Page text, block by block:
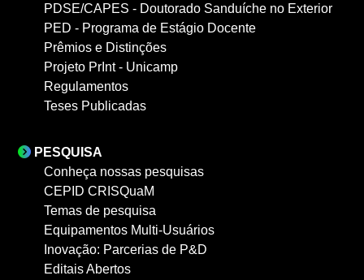
PDSE/CAPES - Doutorado Sanduíche no Exterior
PED - Programa de Estágio Docente
Prêmios e Distinções
Projeto PrInt - Unicamp
Regulamentos
Teses Publicadas
PESQUISA
Conheça nossas pesquisas
CEPID CRISQuaM
Temas de pesquisa
Equipamentos Multi-Usuários
Inovação: Parcerias de P&D
Editais Abertos